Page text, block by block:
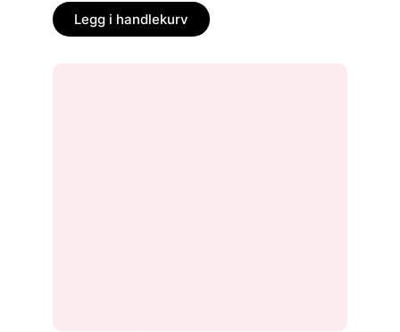
Legg i handlekurv